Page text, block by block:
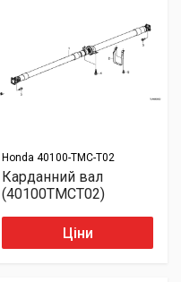
Honda 40100-TMC-T02
Карданний вал
(40100TMCT02)
Ціни